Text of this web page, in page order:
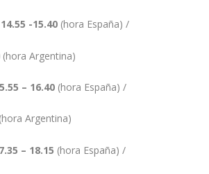
14.55 -15.40(hora España) /
(hora Argentina)
– 16.40(hora España) /
Argentina)
– 18.15 (hora España) /